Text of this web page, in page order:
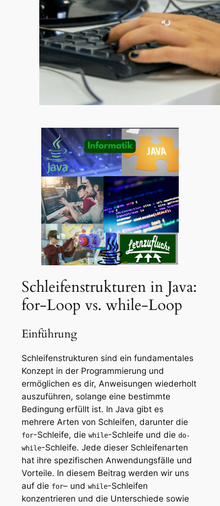
Schleifenstrukturen in Java:
for-Loop vs. while-Loop
Einführung
Schleifenstrukturen sind ein fundamentales
Konzept in der Programmierung und
ermöglichen es dir, Anweisungen wiederholt
auszuführen, solange eine bestimmte
Bedingung erfüllt ist. In Java gibt es
mehrere Arten von Schleifen, darunter die
for-Schleife, die while-Schleife und die do-
while-Schleife. Jede dieser Schleifenarten
hat ihre spezifischen Anwendungsfälle und
Vorteile. In diesem Beitrag werden wir uns
auf die for– und while-Schleifen
konzentrieren und die Unterschiede sowie